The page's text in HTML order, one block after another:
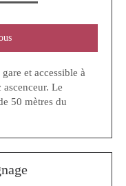
et accessible à
Le
50 mètres du